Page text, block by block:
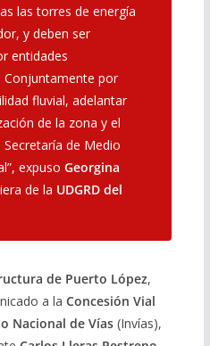
las torres de energía
y deben ser
entidades
Conjuntamente por
fluvial, adelantar
de la zona y el
de Medio
expuso Georgina
de la UDGRD del
de Puerto López,
a la Concesión Vial
Nacional de Vías(Invías),